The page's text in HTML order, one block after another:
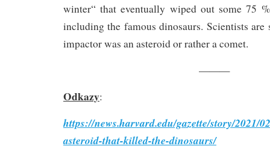
winter“ that eventually wiped out some 75
including the famous dinosaurs. Scientists
impactor was an asteroid or rather a comet.
———
Odkazy:
https://news.harvard.edu/gazette/story/2021/
asteroid-that-killed-the-dinosaurs/